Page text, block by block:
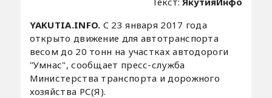
YAKUTIA.INFO. C 23 января 2017 года
открыто движение для автотранспорта
весом до 20 тонн на участках автодороги
"Умнас", сообщает пресс-служба
Министерства транспорта и дорожного
хозяйства РС(Я).